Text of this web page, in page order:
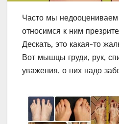
Часто мы
относимся к ним
Дескать, это какая-то
Вот мышцы груди, рук,
уважения, о них надо